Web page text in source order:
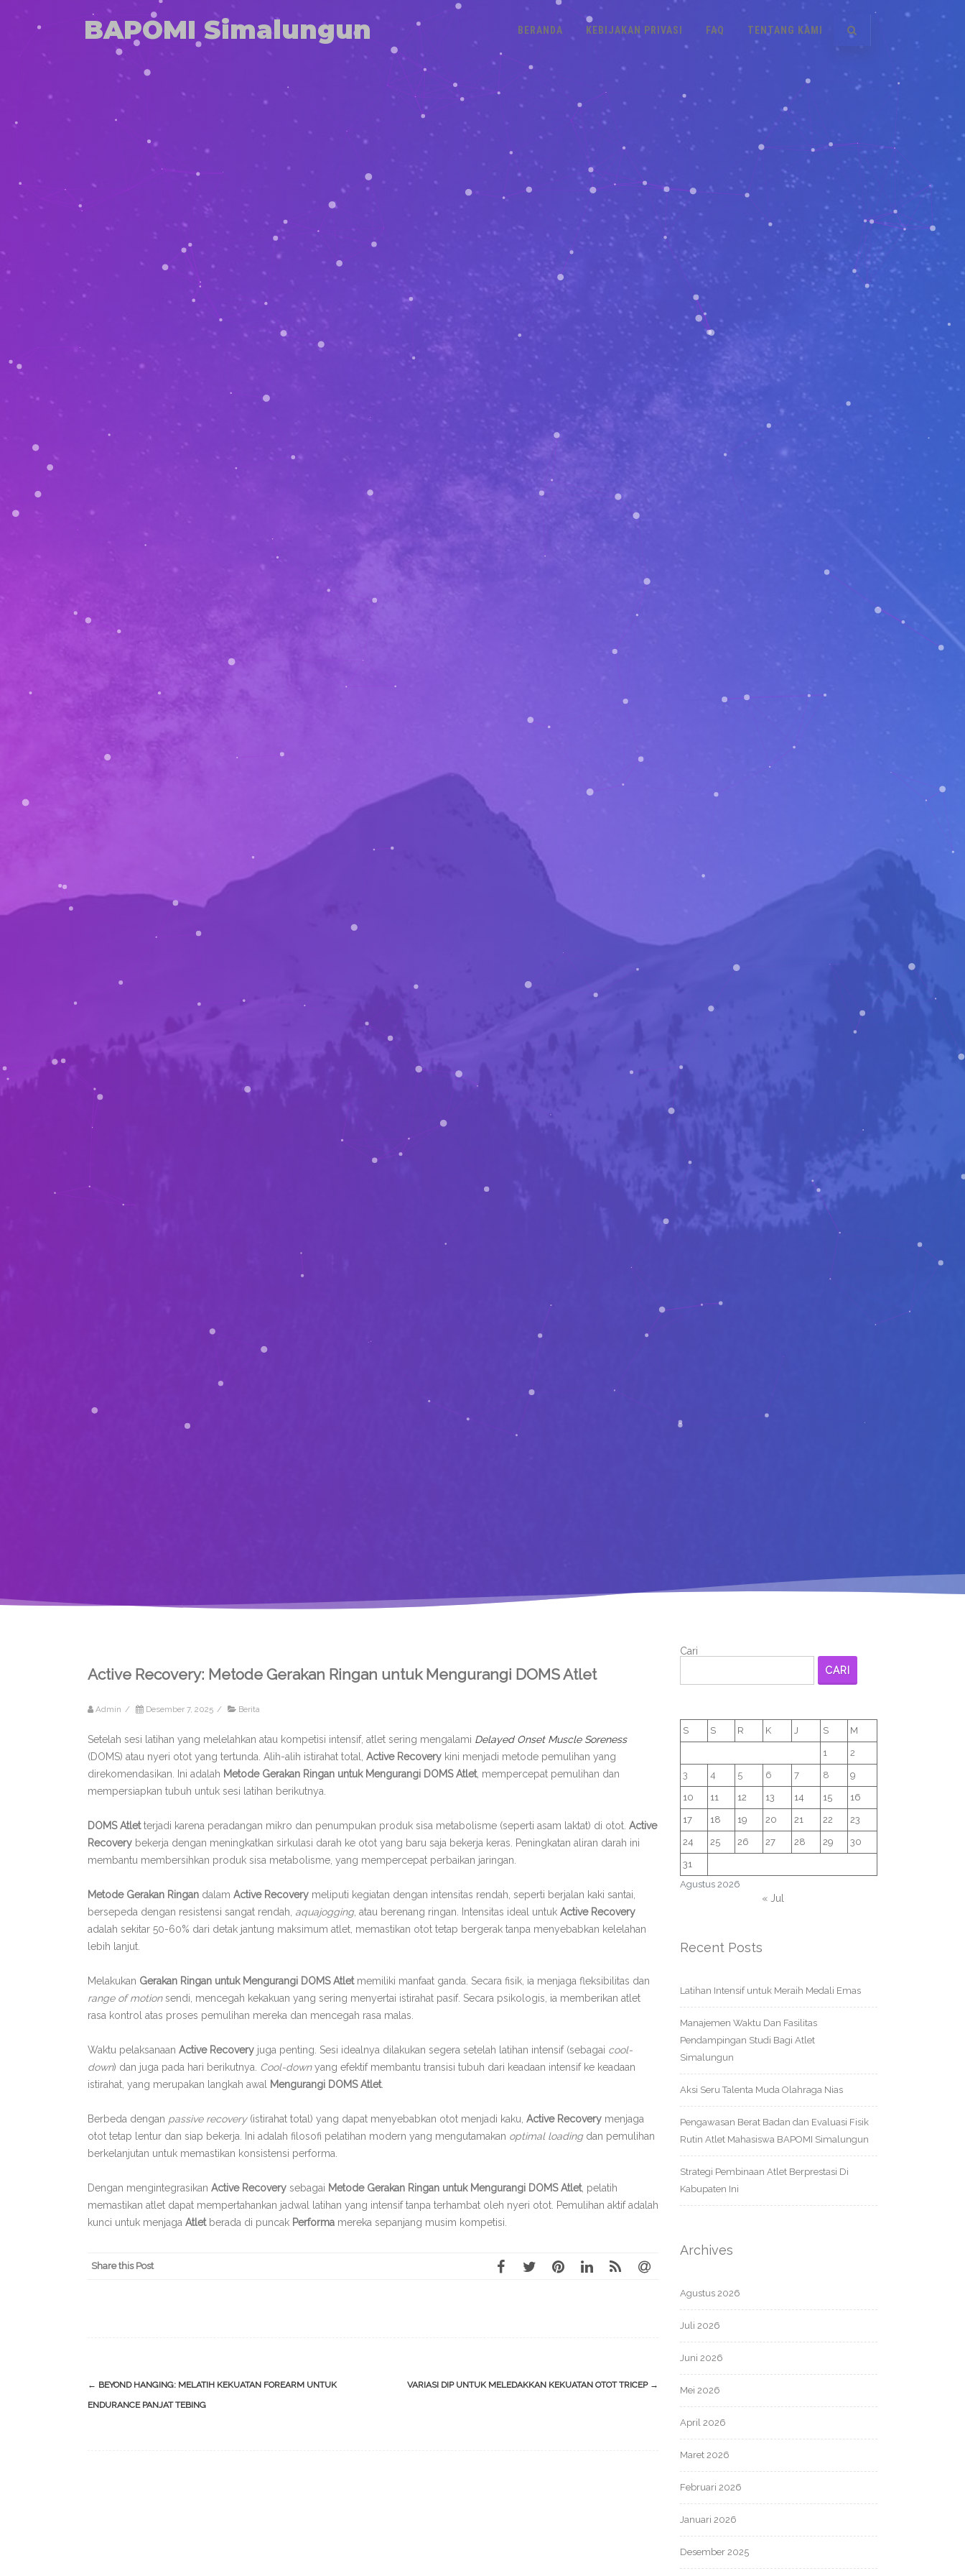
BAPOMI Simalungun BERANDA KEBIJAKAN PRIVASI FAQ TENTANG KAMI
Active Recovery: Metode Gerakan Ringan untuk Mengurangi DOMS Atlet
Admin / Desember 7, 2025 / Berita
Setelah sesi latihan yang melelahkan atau kompetisi intensif, atlet sering mengalami Delayed Onset Muscle Soreness
(DOMS) atau nyeri otot yang tertunda. Alih-alih istirahat total, Active Recovery kini menjadi metode pemulihan yang
direkomendasikan. Ini adalah Metode Gerakan Ringan untuk Mengurangi DOMS Atlet, mempercepat pemulihan dan
mempersiapkan tubuh untuk sesi latihan berikutnya.
DOMS Atletterjadi karena peradangan mikro dan penumpukan produk sisa metabolisme (seperti asam laktat) di otot. Active
Recovery bekerja dengan meningkatkan sirkulasi darah ke otot yang baru saja bekerja keras. Peningkatan aliran darah ini
membantu membersihkan produk sisa metabolisme, yang mempercepat perbaikan jaringan.
Metode Gerakan Ringan dalam Active Recovery meliputi kegiatan dengan intensitas rendah, seperti berjalan kaki santai,
bersepeda dengan resistensi sangat rendah, aquajogging, atau berenang ringan. Intensitas ideal untuk Active Recovery
adalah sekitar 50-60% dari detak jantung maksimum atlet, memastikan otot tetap bergerak tanpa menyebabkan kelelahan
lebih lanjut.
Melakukan Gerakan Ringan untuk Mengurangi DOMS Atletmemiliki manfaat ganda. Secara fisik, ia menjaga fleksibilitas dan
range of motionsendi, mencegah kekakuan yang sering menyertai istirahat pasif. Secara psikologis, ia memberikan atlet
rasa kontrol atas proses pemulihan mereka dan mencegah rasa malas.
Waktu pelaksanaan Active Recovery juga penting. Sesi idealnya dilakukan segera setelah latihan intensif (sebagai cool-
down) dan juga pada hari berikutnya. Cool-downyang efektif membantu transisi tubuh dari keadaan intensif ke keadaan
istirahat, yang merupakan langkah awal
Mengurangi DOMS Atlet.
Berbeda dengan passive recovery(istirahat total) yang dapat menyebabkan otot menjadi kaku, Active Recovery menjaga
otot tetap lentur dan siap bekerja. Ini adalah filosofi pelatihan modern yang mengutamakan optimal loadingdan pemulihan
berkelanjutan untuk memastikan konsistensi performa.
Dengan mengintegrasikan Active Recovery sebagai Metode Gerakan Ringan untuk Mengurangi DOMS Atlet, pelatih
memastikan atlet dapat mempertahankan jadwal latihan yang intensif tanpa terhambat oleh nyeri otot. Pemulihan aktif adalah
kunci untuk menjaga Atletberada di puncak Performa mereka sepanjang musim kompetisi.
Share this Post
Post
navigation
← BEYOND HANGING: MELATIH KEKUATAN FOREARM UNTUK
ENDURANCE PANJAT TEBING
VARIASI DIP UNTUK MELEDAKKAN KEKUATAN OTOT TRICEP →
Cari
CARI
Agustus 2026
S S R K J S M
1 2
3 4 5 6 7 8 9
10 11 12 13 14 15 16
17 18 19 20 21 22 23
24 25 26 27 28 29 30
31
« Jul
Recent Posts
Latihan Intensif untuk Meraih Medali Emas
Manajemen Waktu Dan Fasilitas
Pendampingan Studi Bagi Atlet
Simalungun
Aksi Seru Talenta Muda Olahraga Nias
Pengawasan Berat Badan dan Evaluasi Fisik
Rutin Atlet Mahasiswa BAPOMI Simalungun
Strategi Pembinaan Atlet Berprestasi Di
Kabupaten Ini
Archives
Agustus 2026
Juli 2026
Juni 2026
Mei 2026
April 2026
Maret 2026
Februari 2026
Januari 2026
Desember 2025